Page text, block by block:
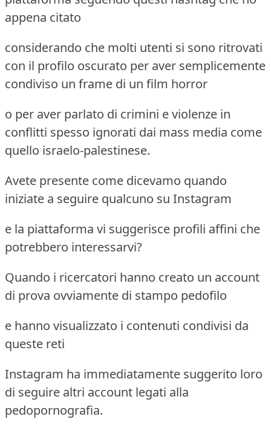
appena citato
considerando che molti utenti si sono ritrovati
con il profilo oscurato per aver semplicemente
condiviso un frame di un film horror
o per aver parlato di crimini e violenze in
conflitti spesso ignorati dai mass media come
quello israelo-palestinese.
Avete presente come dicevamo quando
iniziate a seguire qualcuno su Instagram
e la piattaforma vi suggerisce profili affini che
potrebbero interessarvi?
Quando i ricercatori hanno creato un account
di prova ovviamente di stampo pedofilo
e hanno visualizzato i contenuti condivisi da
queste reti
Instagram ha immediatamente suggerito loro
di seguire altri account legati alla
pedopornografia.